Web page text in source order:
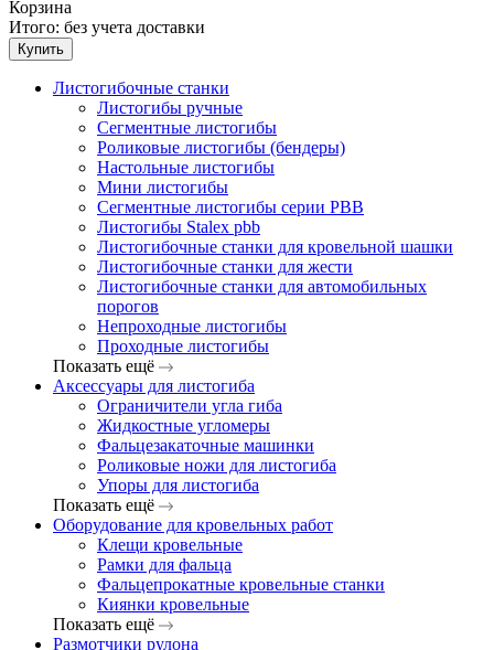
Корзина
Итого: без учета доставки
Купить
Листогибочные станки
Листогибы ручные
Сегментные листогибы
Роликовые листогибы (бендеры)
Настольные листогибы
Мини листогибы
Сегментные листогибы серии PBB
Листогибы Stalex pbb
Листогибочные станки для кровельной шашки
Листогибочные станки для жести
Листогибочные станки для автомобильных
порогов
Непроходные листогибы
Проходные листогибы
Показать ещё
Аксессуары для листогиба
Ограничители угла гиба
Жидкостные угломеры
Фальцезакаточные машинки
Роликовые ножи для листогиба
Упоры для листогиба
Показать ещё
Оборудование для кровельных работ
Клещи кровельные
Рамки для фальца
Фальцепрокатные кровельные станки
Киянки кровельные
Показать ещё
Размотчики рулона